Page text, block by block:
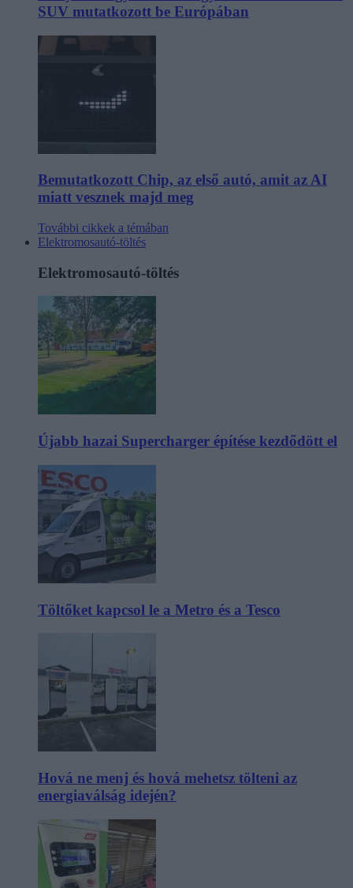
SUV mutatkozott be Európában
Bemutatkozott Chip, az első autó, amit az AI
miatt vesznek majd meg
További cikkek a témában
Elektromosautó-töltés
Elektromosautó-töltés
Újabb hazai Supercharger építése kezdődött el
Töltőket kapcsol le a Metro és a Tesco
Hová ne menj és hová mehetsz tölteni az
energiaválság idején?